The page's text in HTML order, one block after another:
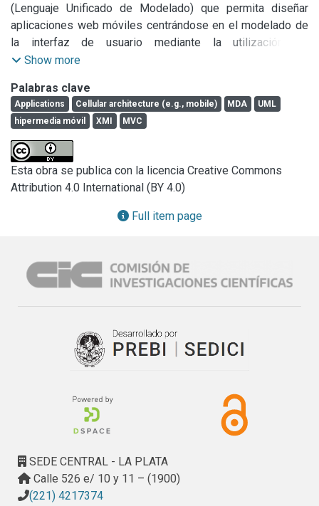
(Lenguaje Unificado de Modelado) que permita diseñar
aplicaciones web móviles centrándose en el modelado de
la interfaz de usuario mediante la utilización de
componente configurables. El objetivo final es la
aplicación. Para lograr tal fin se extienden los diagramas de
clases y componentes de UML. El diagrama de clases es
extendido para poder generar la base de datos y sus
relaciones. El diagrama de componentes es extendido
mediante valores etiquetados que configuran cada
componente permitiendo especificar su funcionalidad de
forma clara y concisa pero a su vez conteniendo toda la
información necesaria y suficiente para permitir generar una
Modelos) y plantea una primera transformación de modelo
a modelo para facilitar la tarea del diseñado, luego una
Show more
Palabras clave
Applications Cellular architecture (e.g., mobile) MDA
UML
hipermedia móvil
XMI MVC
Esta obra se publica con la licencia Creative Commons
Attribution 4.0 International (BY 4.0)
Full item page
SEDE CENTRAL - LA PLATA
Calle 526 e/ 10 y 11 – (1900)
(221) 4217374